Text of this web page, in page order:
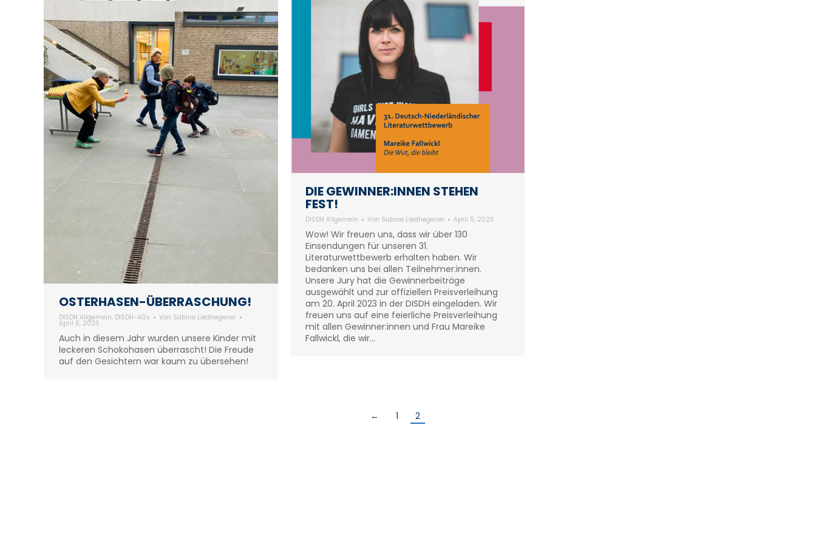
OSTERHASEN-ÜBERRASCHUNG!
DISDH Allgemein, DISDH-AGs Von Sabine Liedhegener
April 6, 2023
Auch in diesem Jahr wurden unsere Kinder mit
leckeren Schokohasen überrascht! Die Freude
auf den Gesichtern war kaum zu übersehen!
DIE GEWINNER:INNEN STEHEN
FEST!
DISDH Allgemein Von Sabine Liedhegener April 5, 2023
Wow! Wir freuen uns, dass wir über 130
Einsendungen für unseren 31.
Literaturwettbewerb erhalten haben. Wir
bedanken uns bei allen Teilnehmer:innen.
Unsere Jury hat die Gewinnerbeiträge
ausgewählt und zur offiziellen Preisverleihung
am 20. April 2023 in der DISDH eingeladen. Wir
freuen uns auf eine feierliche Preisverleihung
mit allen Gewinner:innen und Frau Mareike
Fallwickl, die wir…
← 1 2